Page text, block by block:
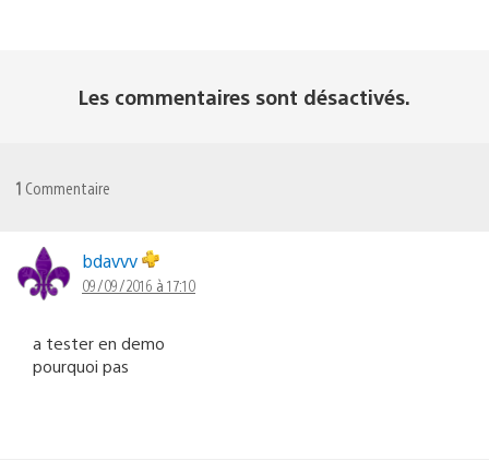
Les commentaires sont désactivés.
1 Commentaire
bdavvv
09/09/2016 à 17:10
a tester en demo
pourquoi pas